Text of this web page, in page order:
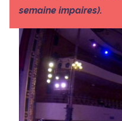
semaine impaires).